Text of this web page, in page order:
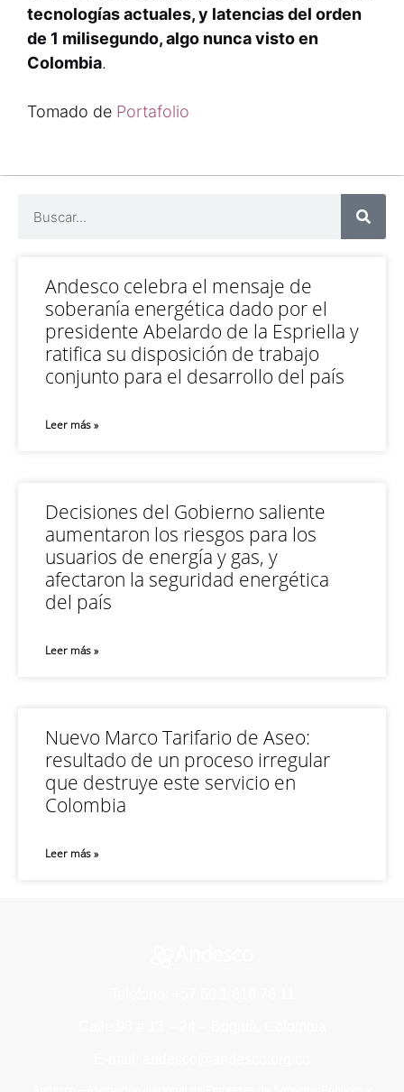
tecnologías actuales, y latencias del orden
de 1 milisegundo, algo nunca visto en
Colombia.
Tomado de Portafolio
Andesco celebra el mensaje de
soberanía energética dado por el
presidente Abelardo de la Espriella y
ratifica su disposición de trabajo
conjunto para el desarrollo del país
Leer más »
Decisiones del Gobierno saliente
aumentaron los riesgos para los
usuarios de energía y gas, y
afectaron la seguridad energética
del país
Leer más »
Nuevo Marco Tarifario de Aseo:
resultado de un proceso irregular
que destruye este servicio en
Colombia
Leer más »